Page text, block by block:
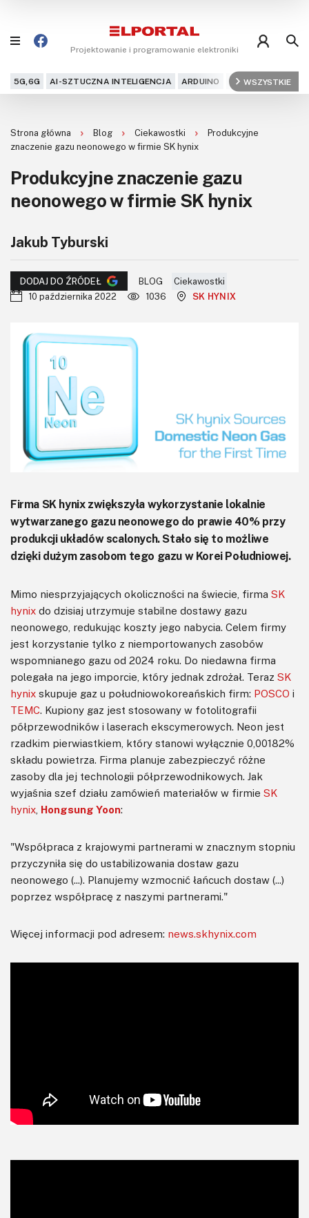
Projektowanie i programowanie elektroniki
5G,6G AI-SZTUCZNA INTELIGENCJA ARDUINO ARM AUDIO
WSZYSTKIE
Projekty
Kursy
DIY+
Czytelnia
Dla Ciebie
Kontakt
Newsletter
Magazyny
Strona główna Blog Ciekawostki
Produkcyjne
znaczenie gazu neonowego w firmie SK hynix
Produkcyjne znaczenie gazu
neonowego w firmie SK hynix
Jakub Tyburski
DODAJ DO ŹRÓDEŁ BLOG
Ciekawostki
10 października 2022
1036 SK HYNIX
Firma SK hynix zwiększyła wykorzystanie lokalnie
wytwarzanego gazu neonowego do prawie 40% przy
produkcji układów scalonych. Stało się to możliwe
dzięki dużym zasobom tego gazu w Korei Południowej.
Mimo niesprzyjających okoliczności na świecie, firma SK
hynix do dzisiaj utrzymuje stabilne dostawy gazu
neonowego, redukując koszty jego nabycia. Celem firmy
jest korzystanie tylko z niemportowanych zasobów
wspomnianego gazu od 2024 roku. Do niedawna firma
polegała na jego imporcie, który jednak zdrożał. Teraz SK
hynix skupuje gaz u południowokoreańskich firm: POSCO i
TEMC. Kupiony gaz jest stosowany w fotolitografii
półprzewodników i laserach ekscymerowych. Neon jest
rzadkim pierwiastkiem, który stanowi wyłącznie 0,00182%
składu powietrza. Firma planuje zabezpieczyć różne
zasoby dla jej technologii półprzewodnikowych. Jak
wyjaśnia szef działu zamówień materiałów w firmie SK
hynix Hongsung Yoon:
"Współpraca z krajowymi partnerami w znacznym stopniu
przyczyniła się do ustabilizowania dostaw gazu
neonowego (...). Planujemy wzmocnić łańcuch dostaw (...)
poprzez współpracę z naszymi partnerami."
Więcej informacji pod adresem: news.skhynix.com